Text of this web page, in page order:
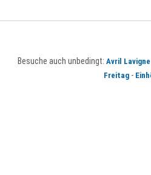
Besuche auch unbedingt: Avril Lavigne
Freitag-